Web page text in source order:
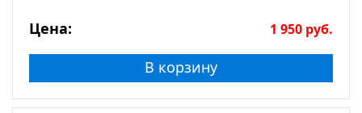
Цена: 1 950 руб.
В корзину